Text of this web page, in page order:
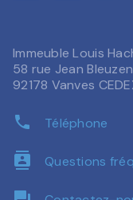
Immeuble Louis
58 rue Jean Bleuzen
92178 Vanves
phone Téléphone
contacts Questions